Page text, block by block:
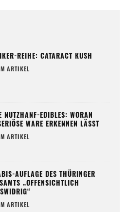
REIHE: CATARACT KUSH
ARTIKEL
NUTZHANF-EDIBLES: WORAN
WARE ERKENNEN LÄSST
ARTIKEL
AUFLAGE DES THÜRINGER
„OFFENSICHTLICH
ARTIKEL